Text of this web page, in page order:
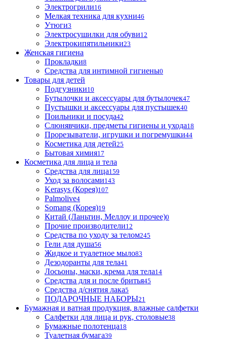
Электрогрили16
Мелкая техника для кухни46
Утюги3
Электросушилки для обуви12
Электрокипятильники23
Женская гигиена
Прокладки8
Средства для интимной гигиены0
Товары для детей
Подгузники10
Бутылочки и аксессуары для бутылочек47
Пустышки и аксессуары для пустышек40
Поильники и посуда42
Слюнявчики, предметы гигиены и ухода18
Прорезыватели, игрушки и погремушки44
Косметика для детей25
Бытовая химия17
Косметика для лица и тела
Cредства для лица159
Уход за волосами143
Kerasys (Корея)107
Palmolive4
Somang (Корея)19
Китай (Ланьтин, Меллоу и прочее)0
Прочие производители12
Средства по уходу за телом245
Гели для душа56
Жидкое и туалетное мыло83
Дезодоранты для тела41
Лосьоны, маски, крема для тела14
Средства для и после бритья45
Средства д/снятия лака5
ПОДАРОЧНЫЕ НАБОРЫ21
Бумажная и ватная продукция, влажные салфетки
Салфетки для лица и рук, столовые38
Бумажные полотенца18
Туалетная бумага39